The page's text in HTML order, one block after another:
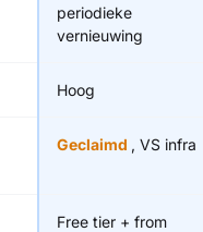
periodieke
vernieuwing
Hoog
Geclaimd , VS infra
Free tier + from